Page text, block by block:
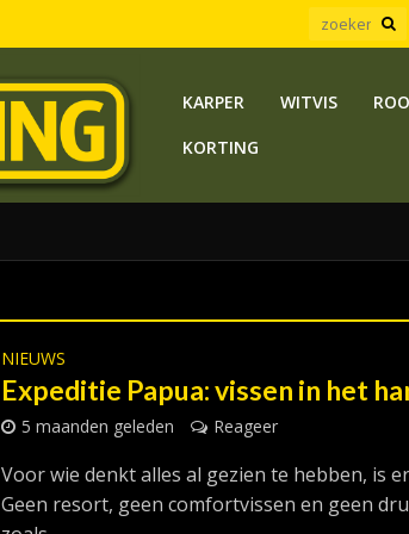
KARPER WITVIS
KORTING
NIEUWS
Expeditie Papua: vissen in het
5 maanden geleden Reageer
Voor wie denkt alles al gezien te hebben, is
Geen resort, geen comfortvissen en geen